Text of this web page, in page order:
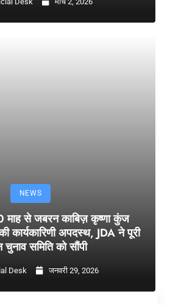
NEWS
माह से जबरन काबिज़ कृष्णा कुंज
कार्यकारिणी अपदस्थ, JDA ने पूरी
समिति को सौंपी
Desk जनवरी 29, 2026